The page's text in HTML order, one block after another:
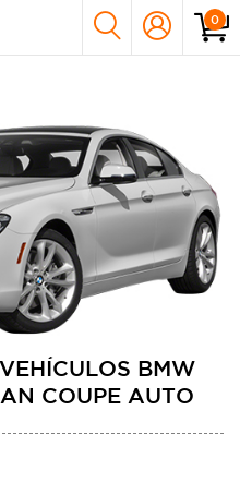
0
BMW
COUPE AUTO